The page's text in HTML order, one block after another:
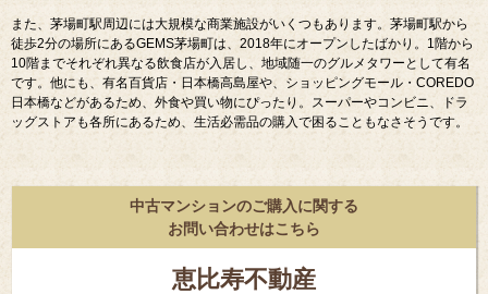
また、茅場町駅周辺には大規模な商業施設がいくつもあります。茅場町駅から
徒歩2分の場所にあるGEMS茅場町は、 2018年にオープンしたばかり。 1階から
10階までそれぞれ異なる飲食店が入居し、地域随一のグルメタワーとして有名
です。他にも、有名百貨店・日本橋高島屋や、ショッピングモール・ COREDO
日本橋などがあるため、外食や買い物にぴったり。スーパーやコンビニ、ドラ
ッグストアも各所にあるため、生活必需品の購入で困ることもなさそうです。
中古マンションのご購入に関する
お問い合わせはこちら
恵比寿不動産